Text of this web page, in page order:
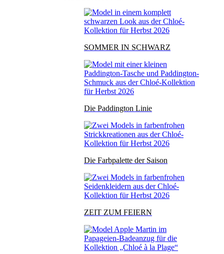
SOMMER IN SCHWARZ
Die Paddington Linie
Die Farbpalette der Saison
ZEIT ZUM FEIERN